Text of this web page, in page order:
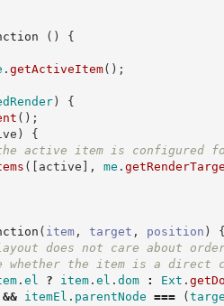
( )
{
.getActiveItem( ) ;
)
{
( ) ;
)
{
active item is configured
( [ active ] , me .
( item , target , position )
does not care about
whether the item is a
.el ? item .el .dom : Ext .
&& itemEl . parentNode === (